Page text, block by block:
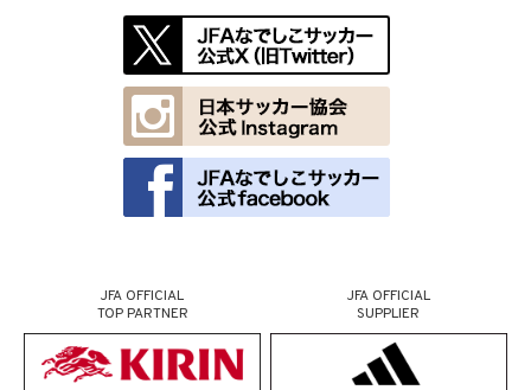
JFA OFFICIAL
TOP PARTNER
JFA OFFICIAL
SUPPLIER